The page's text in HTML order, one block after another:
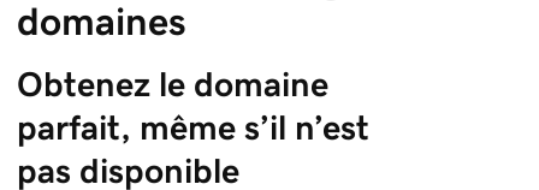
domaines
Obtenez le domaine
parfait, même s’il n’est
pas disponible